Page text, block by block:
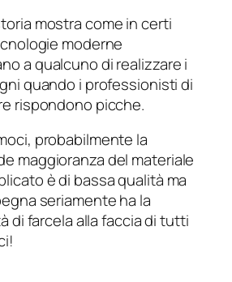
mostra come in certi
moderne
a qualcuno di realizzare i
quando i professionisti di
rispondono picche.
probabilmente la
maggioranza del materiale
è di bassa qualità ma
seriamente ha la
di farcela alla faccia di tutti